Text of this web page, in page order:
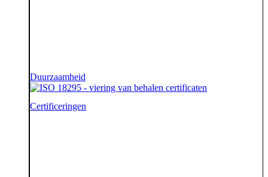
Duurzaamheid
Certificeringen